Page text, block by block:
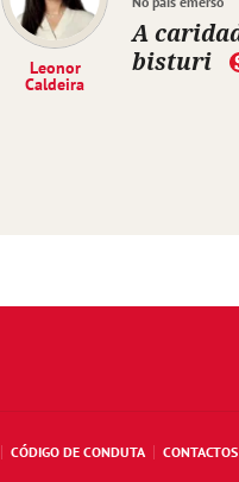
Leonor
Caldeira
A
bisturi
CÓDIGO DE CONDUTA CONTACTOS